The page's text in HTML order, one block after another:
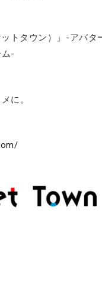
ットタウン）」-アバタ
-
に。